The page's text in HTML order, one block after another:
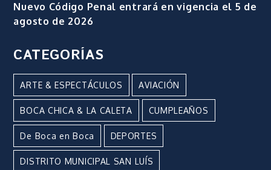
Nuevo Código Penal entrará en vigencia el 5 de
agosto de 2026
CATEGORÍAS
ARTE & ESPECTÁCULOS AVIACIÓN
BOCA CHICA & LA CALETA CUMPLEAÑOS
De Boca en Boca DEPORTES
DISTRITO MUNICIPAL SAN LUÍS